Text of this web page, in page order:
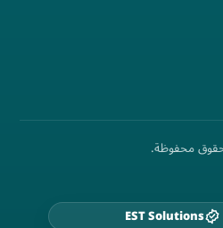
EST Solutions